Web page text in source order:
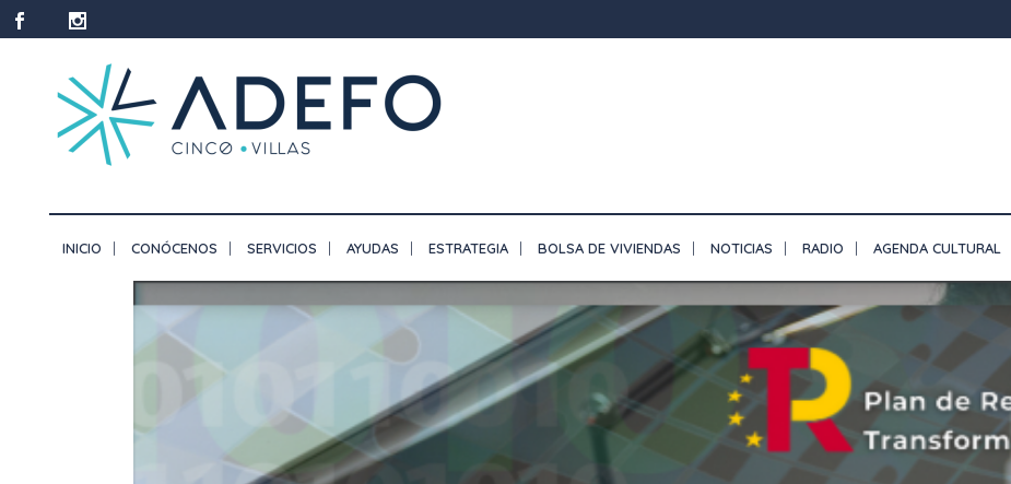
INICIO CONÓCENOS SERVICIOS AYUDAS ESTRATEGIA BOLSA DE VIVIENDAS NOTICIAS RADIO AGENDA CULTURAL